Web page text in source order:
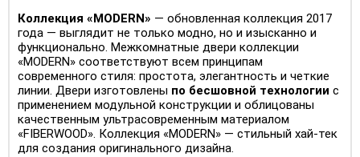
Коллекция «MODERN» — обновленная коллекция 2017
года — выглядит не только модно, но и изысканно и
функционально. Межкомнатные двери коллекции
«MODERN» соответствуют всем принципам
современного стиля: простота, элегантность и четкие
линии. Двери изготовлены по бесшовной технологии с
применением модульной конструкции и облицованы
качественным ультрасовременным материалом
«FIBERWOOD». Коллекция «MODERN» — стильный хай-тек
для создания оригинального дизайна.